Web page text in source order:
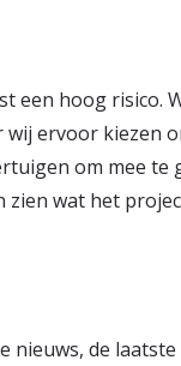
een hoog
ervoor kiezen
om mee te
wat het
de